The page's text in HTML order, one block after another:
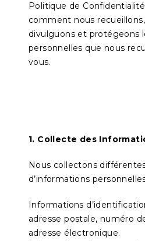
Politique de
comment nous
divulguons et protégeons
personnelles que nous
vous.
1. Collecte des
Nous collectons
d’informations
Informations
adresse postale, numéro
adresse électronique.